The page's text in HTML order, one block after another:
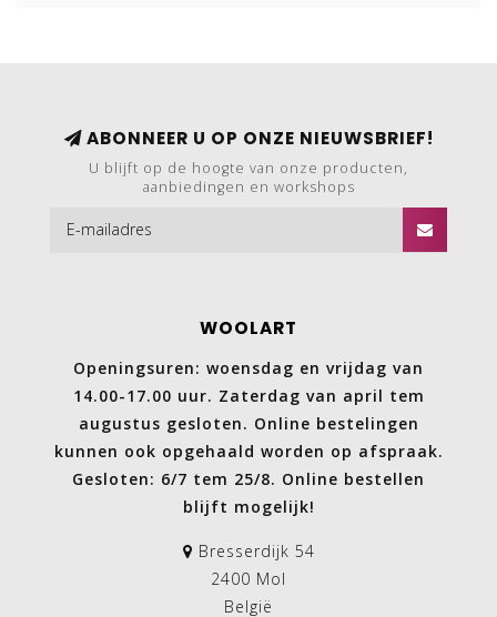
ABONNEER U OP ONZE NIEUWSBRIEF!
U blijft op de hoogte van onze producten,
aanbiedingen en workshops
WOOLART
Openingsuren: woensdag en vrijdag van
14.00-17.00 uur. Zaterdag van april tem
augustus gesloten. Online bestelingen
kunnen ook opgehaald worden op afspraak.
Gesloten: 6/7 tem 25/8. Online bestellen
blijft mogelijk!
Bresserdijk 54
2400 Mol
België